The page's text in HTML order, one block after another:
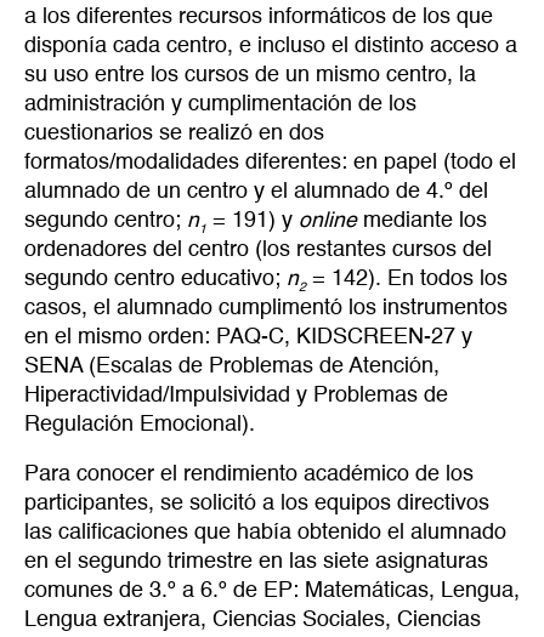
a los diferentes recursos informáticos de los que
disponía cada centro, e incluso el distinto acceso a
su uso entre los cursos de un mismo centro, la
administración y cumplimentación de los
cuestionarios se realizó en dos
formatos/modalidades diferentes: en papel (todo el
alumnado de un centro y el alumnado de 4.º del
segundo centro; n 1 = 191) y online mediante los
ordenadores del centro (los restantes cursos del
segundo centro educativo; n2= 142). En todos los
casos, el alumnado cumplimentó los instrumentos
en el mismo orden: PAQ-C, KIDSCREEN-27 y
SENA (Escalas de Problemas de Atención,
Hiperactividad/Impulsividad y Problemas de
Regulación Emocional).
Para conocer el rendimiento académico de los
participantes, se solicitó a los equipos directivos
las calificaciones que había obtenido el alumnado
en el segundo trimestre en las siete asignaturas
comunes de 3.º a 6.º de EP: Matemáticas, Lengua,
Lengua extranjera, Ciencias Sociales, Ciencias